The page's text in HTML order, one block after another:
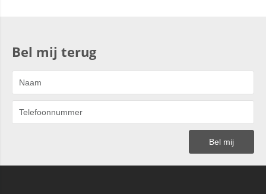
Bel mij terug